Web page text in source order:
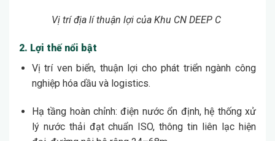
Vị trí địa lí thuận lợi của Khu CN DEEP C
2. Lợi thế nổi bật
Vị trí ven biển, thuận lợi cho phát triển ngành công
nghiệp hóa dầu và logistics.
Hạ tầng hoàn chỉnh: điện nước ổn định, hệ thống xử
lý nước thải đạt chuẩn ISO, thông tin liên lạc hiện